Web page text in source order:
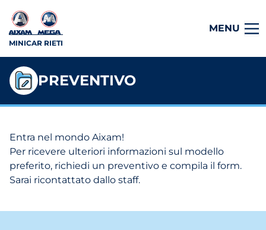
MINICAR RIETI
MENU
PREVENTIVO
Entra nel mondo Aixam!
Per ricevere ulteriori informazioni sul modello
preferito, richiedi un preventivo e compila il form.
Sarai ricontattato dallo staff.